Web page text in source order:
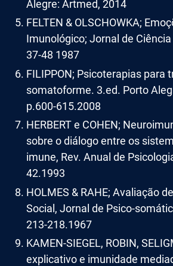
Alegre: Artmed, 2014
FELTEN & OLSCHOWKA;
Imunológico; Jornal de
37-48 1987
FILIPPON; Psicoterapias para
somatoforme. 3.ed. Porto
p.600-615.2008
HERBERT e COHEN;
sobre o diálogo entre os
imune, Rev. Anual de
42.1993
HOLMES & RAHE; Avaliação
Social, Jornal de Psico-
213-218.1967
KAMEN-SIEGEL, ROBIN,
explicativo e imunidade